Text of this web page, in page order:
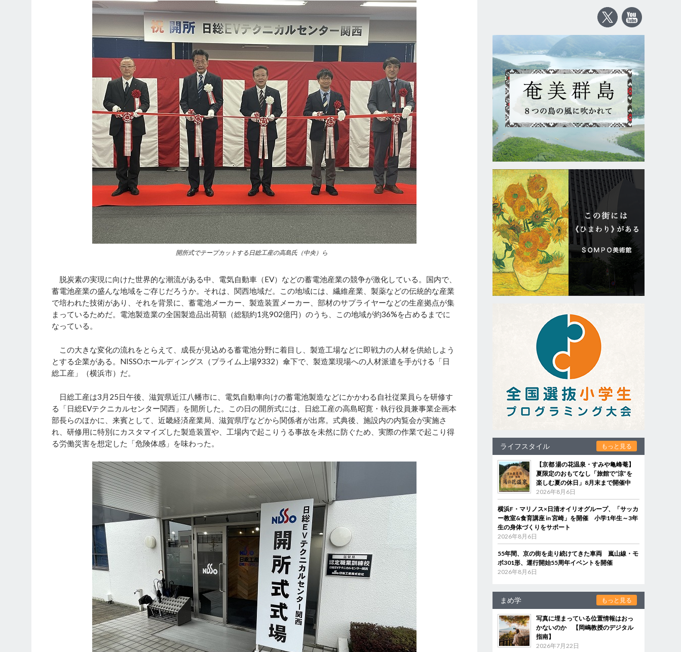
開所式でテープカットする日総工産の高島氏（中央）ら
脱炭素の実現に向けた世界的な潮流がある中、電気自動車（EV）などの蓄電池産業の競争が激化している。国内で、
蓄電池産業の盛んな地域をご存じだろうか。それは、関西地域だ。この地域には、繊維産業、製薬などの伝統的な産業
で培われた技術があり、それを背景に、蓄電池メーカー、製造装置メーカー、部材のサプライヤーなどの生産拠点が集
まっているためだ。電池製造業の全国製造品出荷額（総額約1兆902億円）のうち、この地域が約36%を占めるまでに
なっている。
この大きな変化の流れをとらえて、成長が見込める蓄電池分野に着目し、製造工場などに即戦力の人材を供給しよう
とする企業がある。NISSOホールディングス（プライム上場9332）傘下で、製造業現場への人材派遣を手がける「日
総工産」（横浜市）だ。
日総工産は3月25日午後、滋賀県近江八幡市に、電気自動車向けの蓄電池製造などにかかわる自社従業員らを研修す
る「日総EVテクニカルセンター関西」を開所した。この日の開所式には、日総工産の高島昭寛・執行役員兼事業企画本
部長らのほかに、来賓として、近畿経済産業局、滋賀県庁などから関係者が出席。式典後、施設内の内覧会が実施さ
れ、研修用に特別にカスタマイズした製造装置や、工場内で起こりうる事故を未然に防ぐため、実際の作業で起こり得
る労働災害を想定した「危険体感」を味わった。
ライフスタイル もっと見る
【京都 湯の花温泉・すみや亀峰菴】
夏限定のおもてなし「旅館で“涼”を
楽しむ夏の休日」8月末まで開催中
2026年8月6日
横浜F・マリノス×日清オイリオグループ、「サッカ
ー教室&食育講座 in 宮崎」を開催 小学1年生～3年
生の身体づくりをサポート
2026年8月6日
55年間、京の街を走り続けてきた車両 嵐山線・モ
ボ301形、運行開始55周年イベントを開催
2026年8月6日
まめ学 もっと見る
写真に埋まっている位置情報はおっ
かないのか 【岡嶋教授のデジタル
指南】
2026年7月22日